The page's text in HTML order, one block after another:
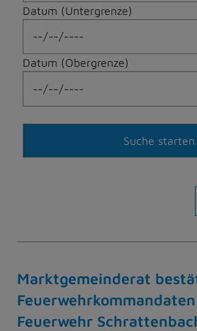
Datum (Untergrenze)
Datum (Obergrenze)
Marktgemeinderat
Feuerwehr